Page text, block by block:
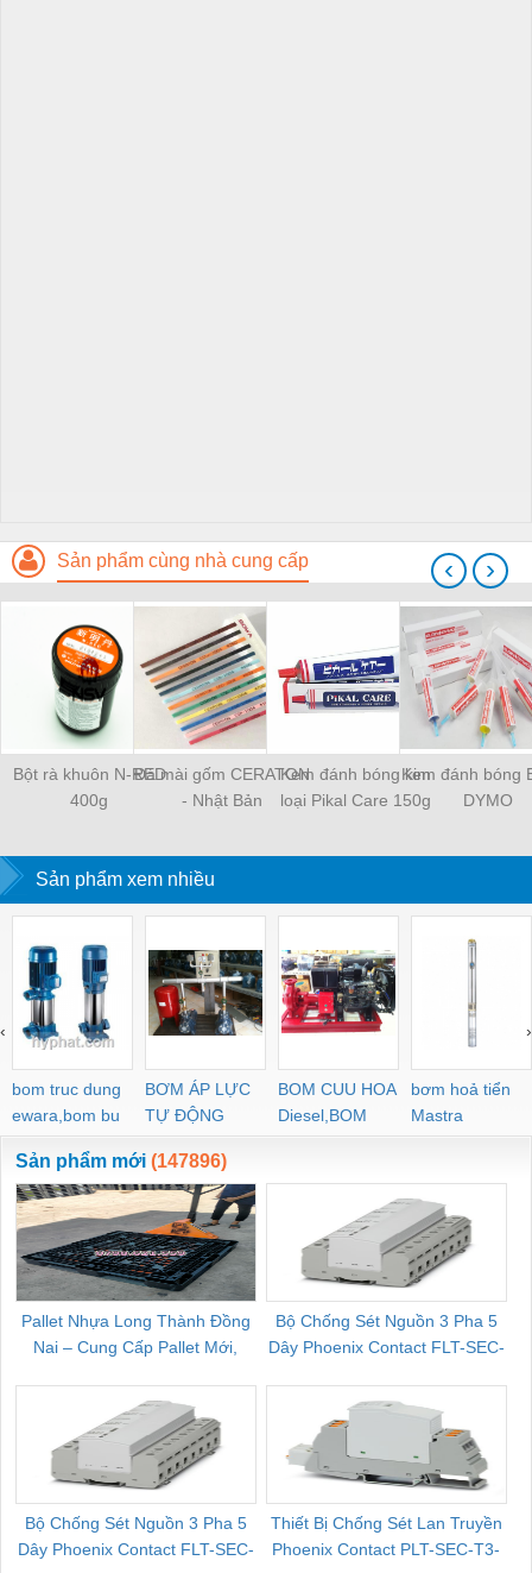
Sản phẩm cùng nhà cung cấp
Bột rà khuôn N-RED
400g
Đá mài gốm CERATON
- Nhật Bản
Kem đánh bóng kim
loại Pikal Care 150g
Kem đánh bóng
DYMO
‹ ›
Sản phẩm xem nhiều
bom truc dung
ewara,bom bu
ewara
BƠM ÁP LỰC
TỰ ĐỘNG
BOM CUU HOA
Diesel,BOM
CHUA CHAY
bơm hoả tiển
Mastra
‹ ›
Sản phẩm mới (147896)
Pallet Nhựa Long Thành Đồng
Nai – Cung Cấp Pallet Mới,
Bộ Chống Sét Nguồn 3 Pha 5
Dây Phoenix Contact FLT-SEC-
Bộ Chống Sét Nguồn 3 Pha 5
Dây Phoenix Contact FLT-SEC-
Thiết Bị Chống Sét Lan Truyền
Phoenix Contact PLT-SEC-T3-